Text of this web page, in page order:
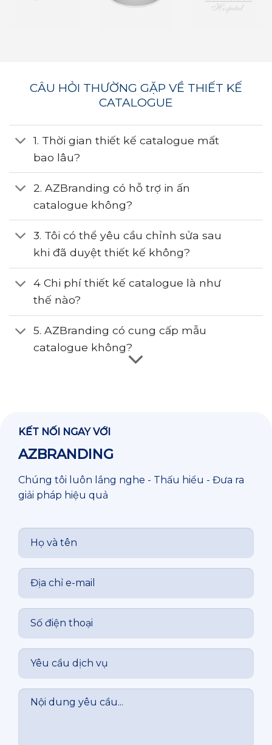
CÂU HỎI THƯỜNG GẶP VỀ THIẾT KẾ
CATALOGUE
1. Thời gian thiết kế catalogue mất
bao lâu?
2. AZBranding có hỗ trợ in ấn
catalogue không?
3. Tôi có thể yêu cầu chỉnh sửa sau
khi đã duyệt thiết kế không?
4 Chi phí thiết kế catalogue là như
thế nào?
5. AZBranding có cung cấp mẫu
catalogue không?
KẾT NỐI NGAY VỚI
AZBRANDING
Chúng tôi luôn lắng nghe - Thấu hiểu - Đưa ra
giải pháp hiệu quả